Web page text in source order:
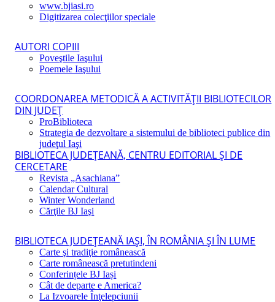
www.bjiasi.ro
Digitizarea colecţiilor speciale
AUTORI COPIII
Poveştile Iaşului
Poemele Iaşului
COORDONAREA METODICĂ A ACTIVITĂŢII BIBLIOTECILOR
DIN JUDEŢ
ProBiblioteca
Strategia de dezvoltare a sistemului de biblioteci publice din
judeţul Iaşi
BIBLIOTECA JUDEŢEANĂ, CENTRU EDITORIAL ŞI DE
CERCETARE
Revista „Asachiana”
Calendar Cultural
Winter Wonderland
Cărţile BJ Iaşi
BIBLIOTECA JUDEŢEANĂ IAŞI, ÎN ROMÂNIA ŞI ÎN LUME
Carte şi tradiţie românească
Carte românească pretutindeni
Conferințele BJ Iași
Cât de departe e America?
La Izvoarele Înţelepciunii